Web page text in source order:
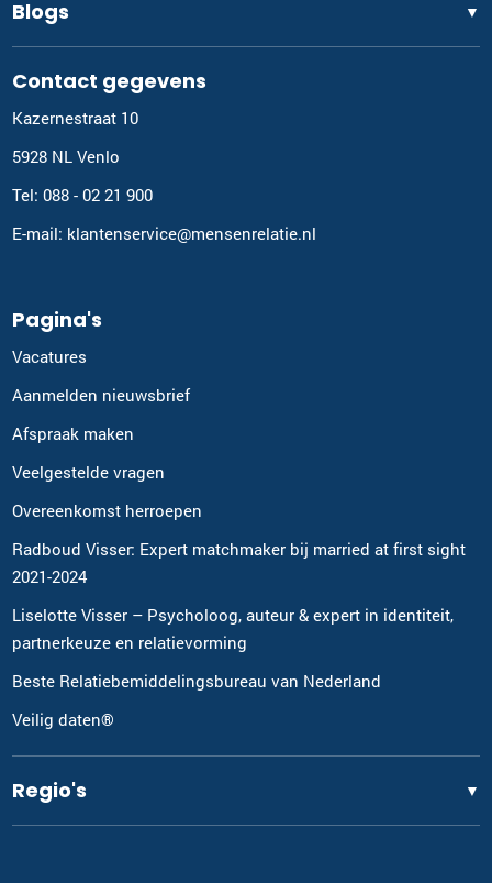
Blogs ▼
Contact gegevens
Kazernestraat 10
5928 NL Venlo
Tel: 088 - 02 21 900
E-mail: klantenservice@mensenrelatie.nl
Pagina's
Vacatures
Aanmelden nieuwsbrief
Afspraak maken
Veelgestelde vragen
Overeenkomst herroepen
Radboud Visser: Expert matchmaker bij married at first sight
2021-2024
Liselotte Visser – Psycholoog, auteur & expert in identiteit,
partnerkeuze en relatievorming
Beste Relatiebemiddelingsbureau van Nederland
Veilig daten®
Regio's ▼